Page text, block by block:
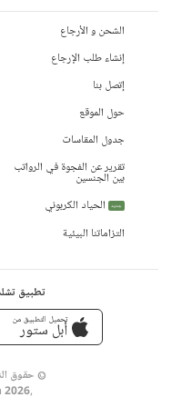
الشحن و الأرجاع
إنشاء طلب الإرجاع
إتصل بنا
حول الموقع
جدول المقاسات
تقرير عن الفجوة في الرواتب
بين الجنسين
جديد
الحياد الكربوني
التزاماتنا البيئية
تطبيق
تحميل التطبيق من
أبل ستور
© حقوق
,